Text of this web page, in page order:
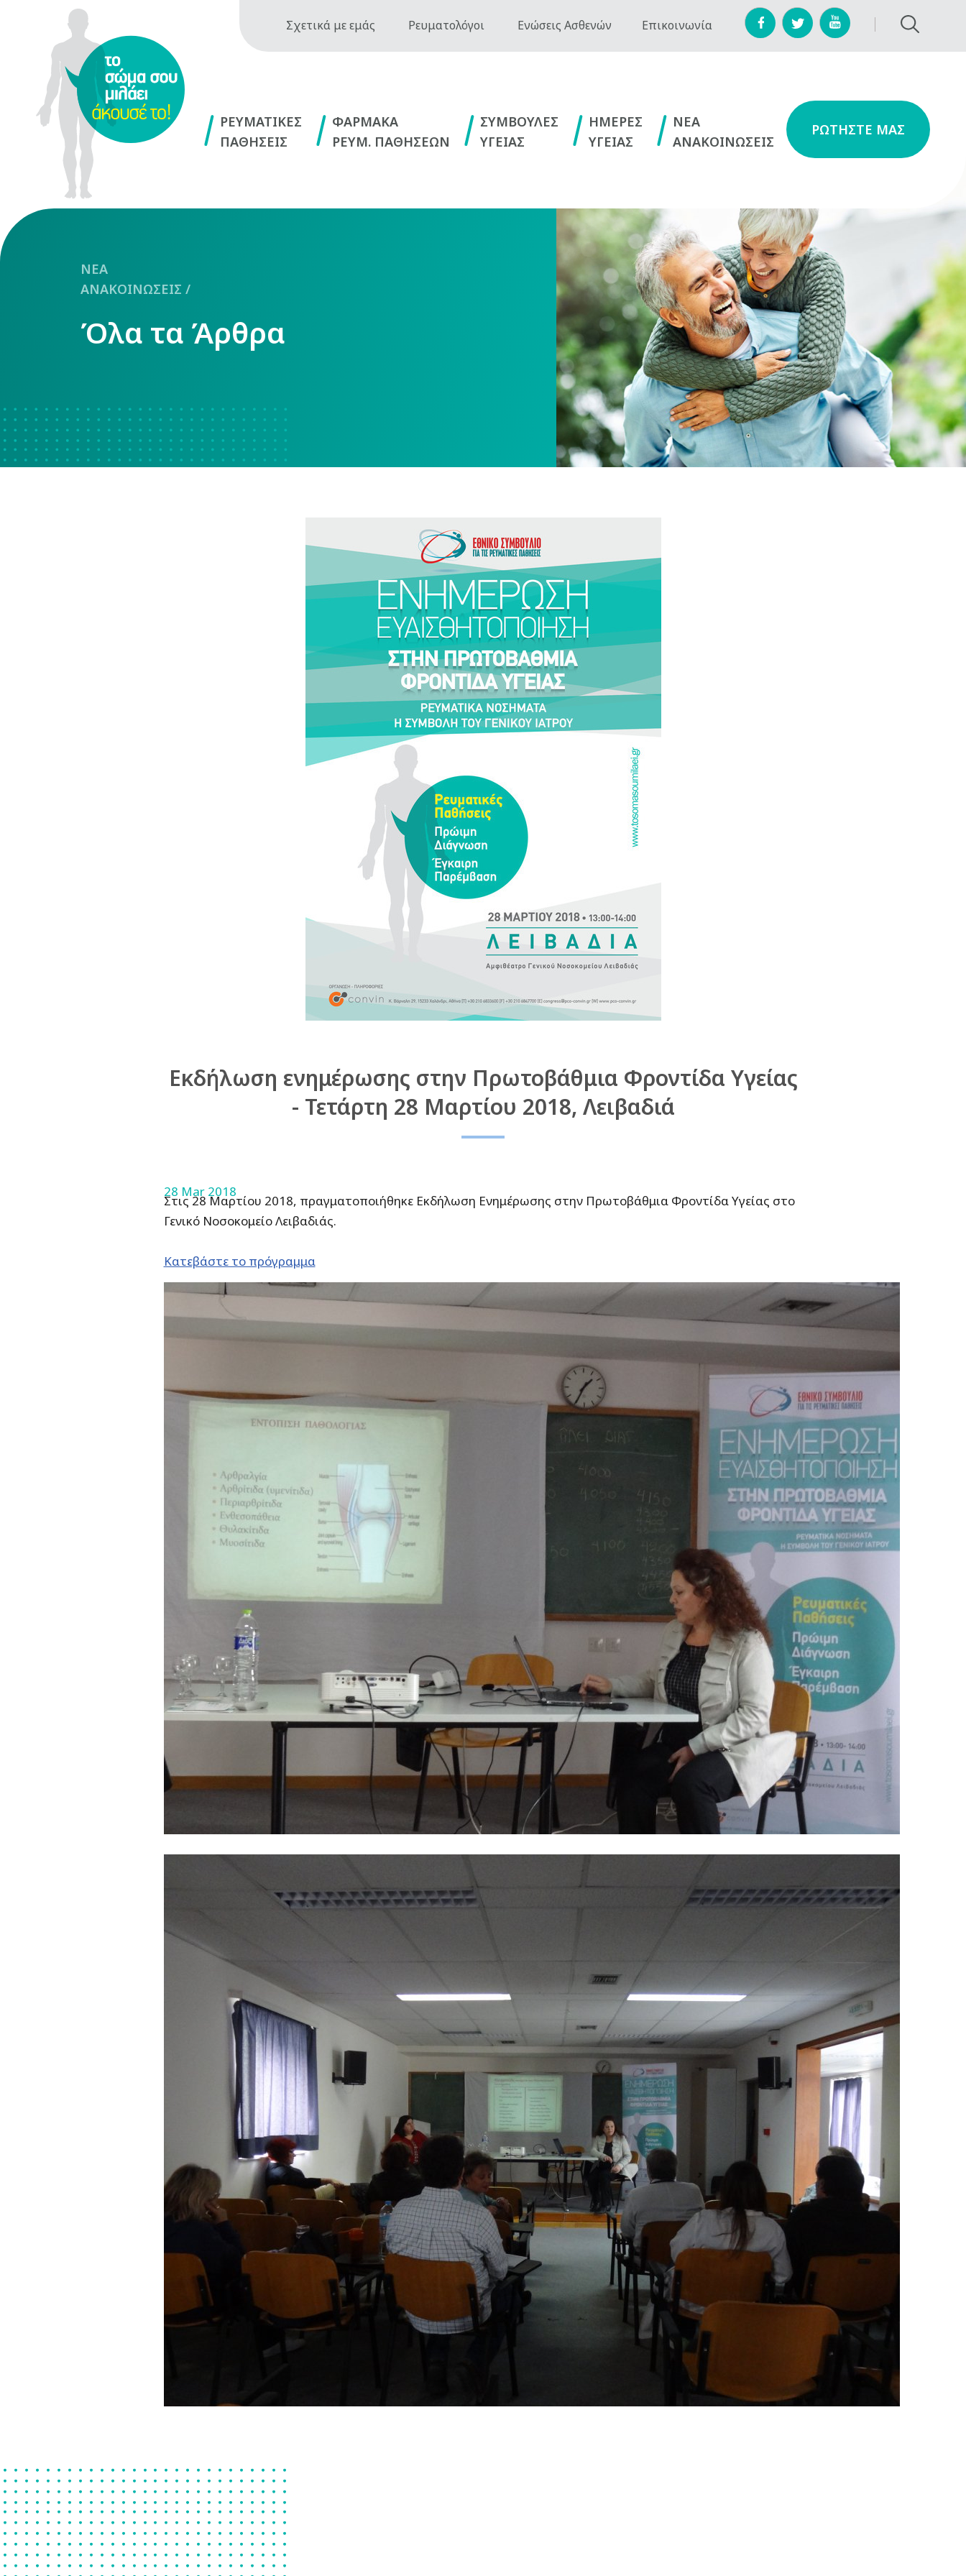
Σχετικά με εμάς Ρευματολόγοι Ενώσεις Ασθενών Επικοινωνία
ΡΕΥΜΑΤΙΚΕΣ
ΠΑΘΗΣΕΙΣ
ΦΑΡΜΑΚΑ
ΡΕΥΜ. ΠΑΘΗΣΕΩΝ
ΣΥΜΒΟΥΛΕΣ
ΥΓΕΙΑΣ
ΗΜΕΡΕΣ
ΥΓΕΙΑΣ
NEA
ΑΝΑΚΟΙΝΩΣΕΙΣ
ΡΩΤΗΣΤΕ ΜΑΣ
NEA
ΑΝΑΚΟΙΝΩΣΕΙΣ /
Όλα τα Άρθρα
Εκδήλωση ενημέρωσης στην Πρωτοβάθμια Φροντίδα Υγείας
- Τετάρτη 28 Μαρτίου 2018, Λειβαδιά
28 Mar 2018
Στις 28 Μαρτίου 2018, πραγματοποιήθηκε Εκδήλωση Ενημέρωσης στην Πρωτοβάθμια Φροντίδα Υγείας στο
Γενικό Νοσοκομείο Λειβαδιάς.
Κατεβάστε το πρόγραμμα